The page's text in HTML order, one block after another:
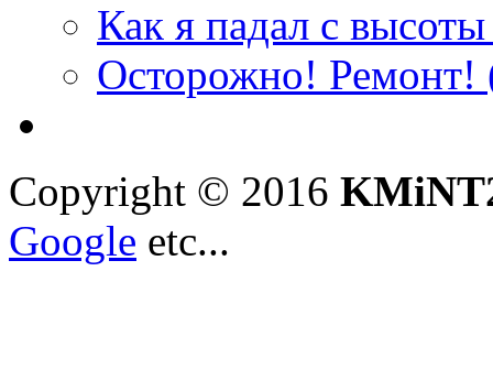
Как я падал с
Осторожно!
Copyright © 2016
Google etc...